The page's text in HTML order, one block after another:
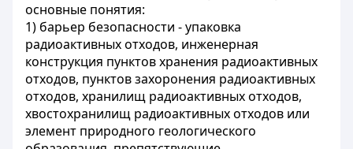
основные понятия:
1) барьер безопасности - упаковка
радиоактивных отходов, инженерная
конструкция пунктов хранения радиоактивных
отходов, пунктов захоронения радиоактивных
отходов, хранилищ радиоактивных отходов,
хвостохранилищ радиоактивных отходов или
элемент природного геологического